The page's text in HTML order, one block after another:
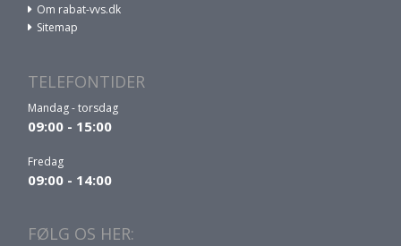
Om rabat-vvs.dk
Sitemap
TELEFONTIDER
Mandag - torsdag
09:00 - 15:00
Fredag
09:00 - 14:00
FØLG OS HER: